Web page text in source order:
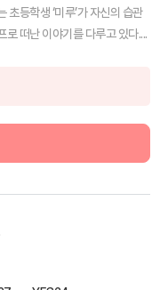
초등학생 ‘미루’가 자신의 습관
로 떠난 이야기를 다루고 있다....